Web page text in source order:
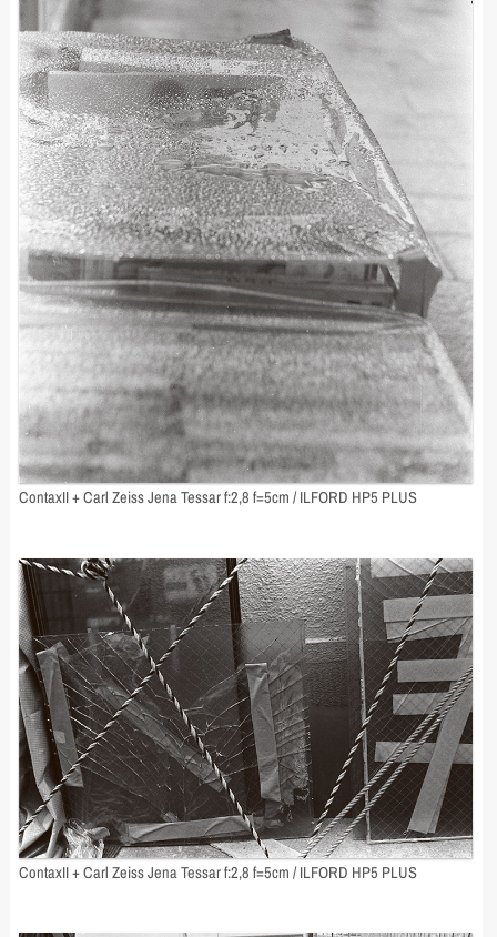
ContaxII + Carl Zeiss Jena Tessar f:2,8 f=5cm / ILFORD HP5 PLUS
ContaxII + Carl Zeiss Jena Tessar f:2,8 f=5cm / ILFORD HP5 PLUS